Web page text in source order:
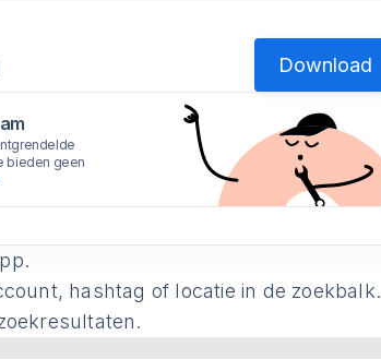
Download
bieden geen
hashtag of locatie in de zoekbalk.